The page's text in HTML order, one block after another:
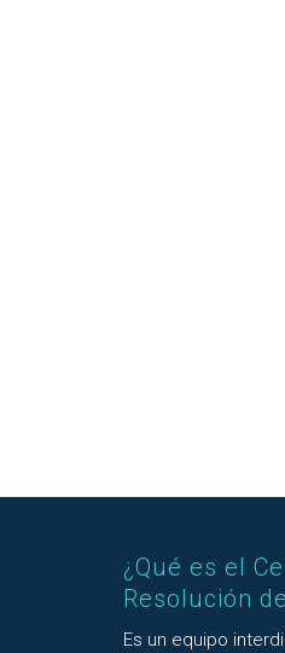
¿Qué es el
Resolución
Es un equipo